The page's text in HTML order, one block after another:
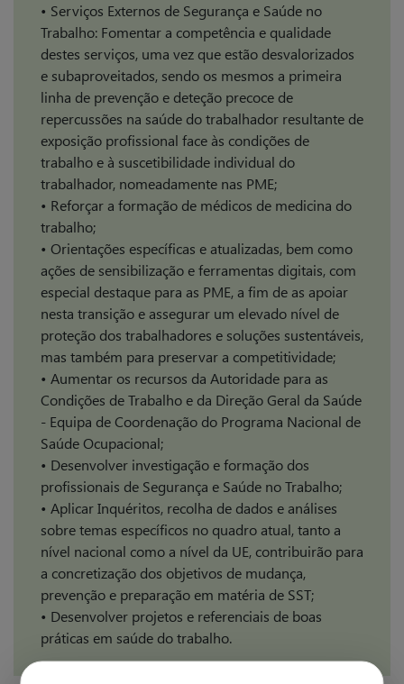
• Serviços Externos de Segurança e Saúde no
Trabalho: Fomentar a competência e qualidade
destes serviços, uma vez que estão desvalorizados
e subaproveitados, sendo os mesmos a primeira
linha de prevenção e deteção precoce de
repercussões na saúde do trabalhador resultante de
exposição profissional face às condições de
trabalho e à suscetibilidade individual do
trabalhador, nomeadamente nas PME;
• Reforçar a formação de médicos de medicina do
trabalho;
• Orientações específicas e atualizadas, bem como
ações de sensibilização e ferramentas digitais, com
especial destaque para as PME, a fim de as apoiar
nesta transição e assegurar um elevado nível de
proteção dos trabalhadores e soluções sustentáveis,
mas também para preservar a competitividade;
• Aumentar os recursos da Autoridade para as
Condições de Trabalho e da Direção Geral da Saúde
- Equipa de Coordenação do Programa Nacional de
Saúde Ocupacional;
• Desenvolver investigação e formação dos
profissionais de Segurança e Saúde no Trabalho;
• Aplicar Inquéritos, recolha de dados e análises
sobre temas específicos no quadro atual, tanto a
nível nacional como a nível da UE, contribuirão para
a concretização dos objetivos de mudança,
prevenção e preparação em matéria de SST;
• Desenvolver projetos e referenciais de boas
práticas em saúde do trabalho.